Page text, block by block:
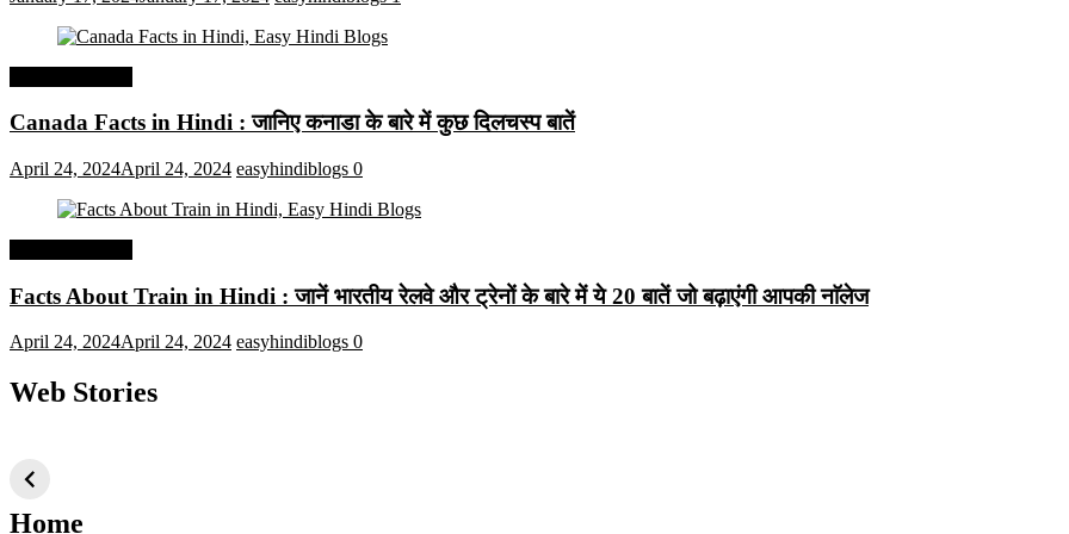
Canada Facts in Hindi : जानिए कनाडा के बारे में कुछ दिलचस्प बातें
April 24, 2024April 24, 2024 easyhindiblogs 0
Facts About Train in Hindi : जानें भारतीय रेलवे और ट्रेनों के बारे में ये 20 बातें जो बढ़ाएंगी आपकी नाॅलेज
April 24, 2024April 24, 2024 easyhindiblogs 0
Web Stories
तकनीक जो आपको
2024 के लिए सीखनी
Home